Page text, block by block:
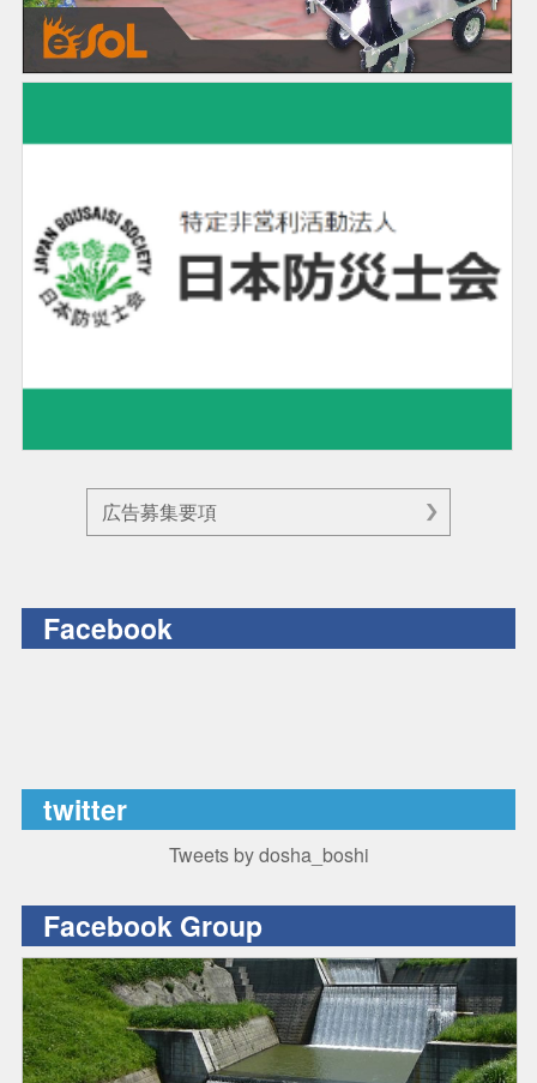
広告募集要項
Facebook
twitter
Tweets by dosha_boshi
Facebook Group